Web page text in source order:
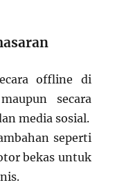
offline di
secara
media sosial.
seperti
bekas untuk